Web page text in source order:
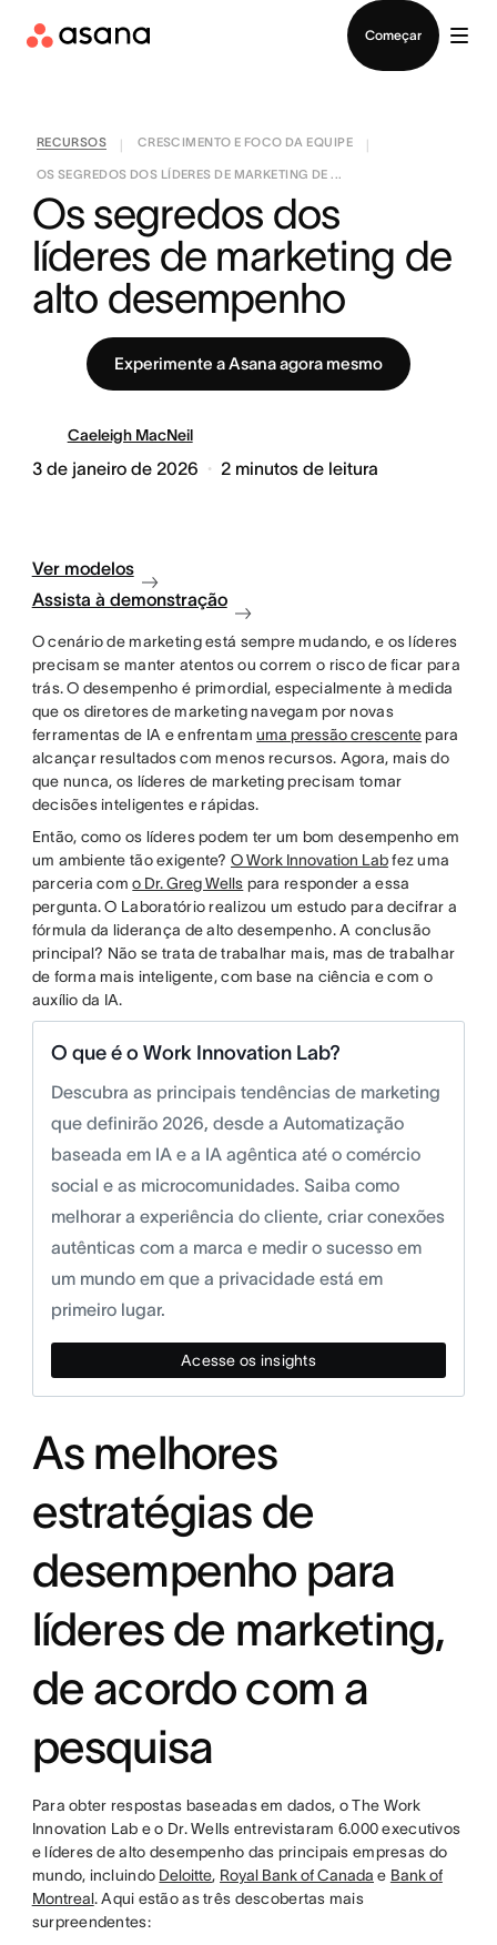
Começar
RECURSOS CRESCIMENTO E FOCO DA EQUIPE
OS SEGREDOS DOS LÍDERES DE MARKETING DE ...
Os segredos dos
líderes de marketing de
alto desempenho
Experimente a Asana agora mesmo
Caeleigh MacNeil
3 de janeiro de 2026 2 minutos de leitura
Ver modelos
Assista à demonstração
O cenário de marketing está sempre mudando, e os líderes
precisam se manter atentos ou correm o risco de ficar para
trás. O desempenho é primordial, especialmente à medida
que os diretores de marketing navegam por novas
ferramentas de IA e enfrentamuma pressão crescente para
alcançar resultados com menos recursos. Agora, mais do
que nunca, os líderes de marketing precisam tomar
decisões inteligentes e rápidas.
Então, como os líderes podem ter um bom desempenho em
um ambiente tão exigente? O Work Innovation Labfez uma
parceria como Dr. Greg Wells para responder a essa
pergunta. O Laboratório realizou um estudo para decifrar a
fórmula da liderança de alto desempenho. A conclusão
principal? Não se trata de trabalhar mais, mas de trabalhar
de forma mais inteligente, com base na ciência e com o
auxílio da IA.
O que é o Work Innovation Lab?
Descubra as principais tendências de marketing
que definirão 2026, desde a Automatização
baseada em IA e a IA agêntica até o comércio
social e as microcomunidades. Saiba como
melhorar a experiência do cliente, criar conexões
autênticas com a marca e medir o sucesso em
um mundo em que a privacidade está em
primeiro lugar.
Acesse os insights
As melhores
estratégias de
desempenho para
líderes de marketing,
de acordo com a
pesquisa
Para obter respostas baseadas em dados, o The Work
Innovation Lab e o Dr. Wells entrevistaram 6.000 executivos
e líderes de alto desempenho das principais empresas do
mundo, incluindo Deloitte, Royal Bank of Canada e Bank of
Montreal. Aqui estão as três descobertas mais
surpreendentes: